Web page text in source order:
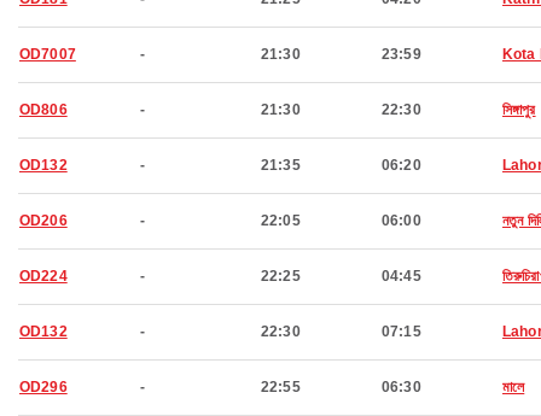
OD7007 - 21:30 23:59 Kota
OD806 - 21:30 22:30 সিঙ্গাপুর
OD132 - 21:35 06:20
OD206 - 22:05 06:00 নতুন
OD224 - 22:25 04:45
OD132 - 22:30 07:15
OD296 - 22:55 06:30 মালে